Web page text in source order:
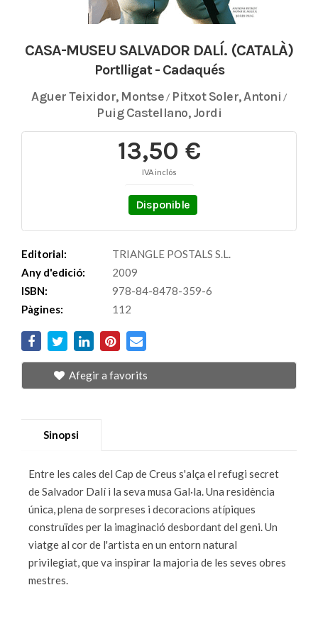
CASA-MUSEU SALVADOR DALÍ. (CATALÀ)
Portlligat - Cadaqués
Aguer Teixidor, Montse/ Pitxot Soler, Antoni /
Puig Castellano, Jordi
13,50 €
IVA inclós
Disponible
Editorial:
TRIANGLE POSTALS S.L.
Any d'edició:
2009
ISBN:
978-84-8478-359-6
Pàgines:
112
Afegir a favorits
Sinopsi
Entre les cales del Cap de Creus s'alça el refugi secret
de Salvador Dalí i la seva musa Gal·la. Una residència
única, plena de sorpreses i decoracions atípiques
construïdes per la imaginació desbordant del geni. Un
viatge al cor de l'artista en un entorn natural
privilegiat, que va inspirar la majoria de les seves obres
mestres.